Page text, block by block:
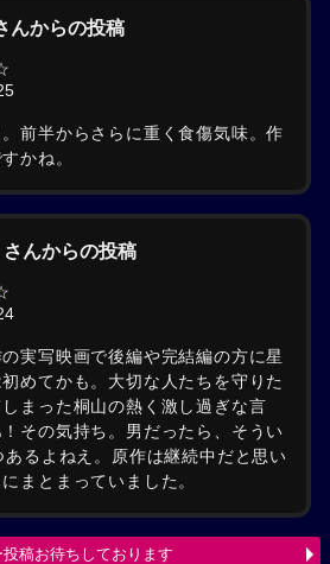
んからの投稿
前半からさらに重く食傷気味。作
かね。
んからの投稿
実写映画で後編や完結編の方に星
めてかも。大切な人たちを守りた
まった桐山の熱く激し過ぎな言
その気持ち。男だったら、そうい
あるよねえ。原作は継続中だと思い
まとまっていました。
投稿お待ちしております